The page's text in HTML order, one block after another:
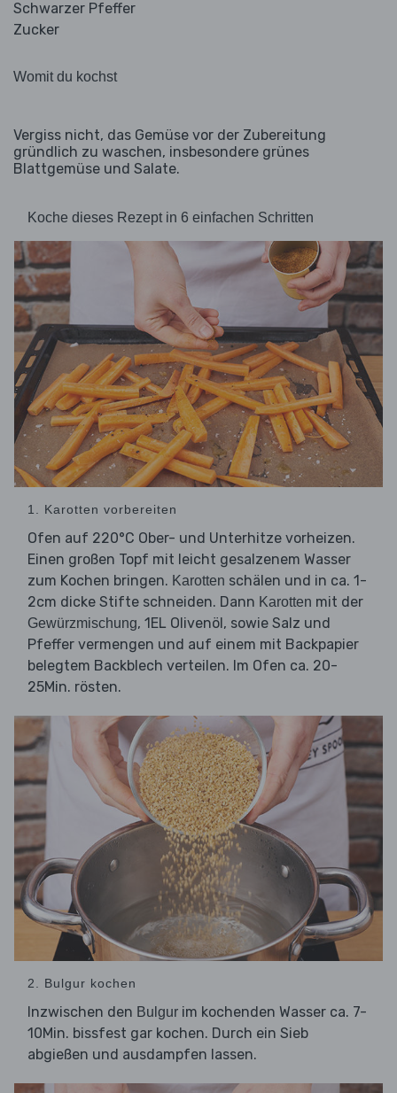
Schwarzer Pfeffer
Zucker
Womit du kochst
Vergiss nicht, das Gemüse vor der Zubereitung
gründlich zu waschen, insbesondere grünes
Blattgemüse und Salate.
Koche dieses Rezept in 6 einfachen Schritten
1. Karotten vorbereiten
Ofen auf 220°C Ober- und Unterhitze vorheizen.
Einen großen Topf mit leicht gesalzenem Wasser
zum Kochen bringen. Karotten schälen und in ca. 1-
2cm dicke Stifte schneiden. Dann Karotten mit der
Gewürzmischung, 1EL Olivenöl, sowie Salz und
Pfeffer vermengen und auf einem mit Backpapier
belegtem Backblech verteilen. Im Ofen ca. 20-
25Min. rösten.
2. Bulgur kochen
Inzwischen den Bulgur im kochenden Wasser ca. 7-
10Min. bissfest gar kochen. Durch ein Sieb
abgießen und ausdampfen lassen.